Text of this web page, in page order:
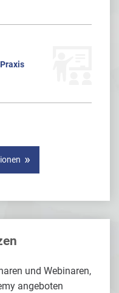
und Webinaren,
angeboten